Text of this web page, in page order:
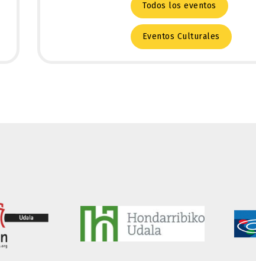
Todos los eventos
Eventos Culturales